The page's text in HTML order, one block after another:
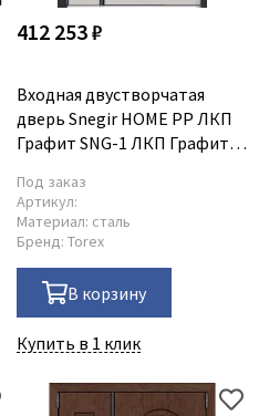
412 253 ₽
Входная двустворчатая
дверь Snegir HOME PP ЛКП
Графит SNG-1 ЛКП Графит
Под заказ
Артикул:
Материал: сталь
Бренд: Torex
В корзину
Купить в 1 клик